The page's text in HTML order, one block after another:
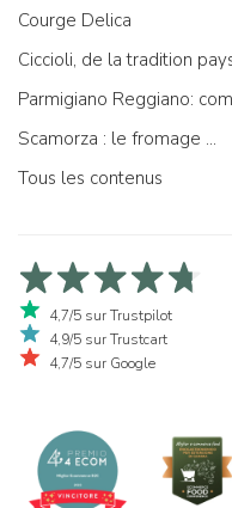
Courge Delica
Ciccioli, de la tradition
Parmigiano Reggiano:
Scamorza : le fromage ...
Tous les contenus
4,7/5 sur Trustpilot
4,9/5 sur Trustcart
4,7/5 sur Google